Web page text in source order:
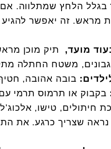
בגלל הלחץ שמתלווה.
מראש. זה יאפשר להגיע
מועד,
תיק מוכן
משטח החתלה
בובה אהובה,
בקבוק או תרמוס תרמי
חיתולים, טישו,
שצריך כרגע. את